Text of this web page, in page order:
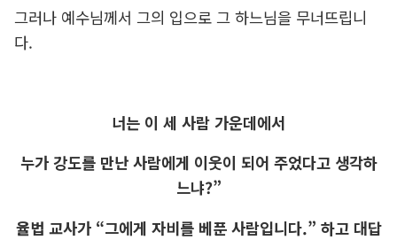
그러나 예수님께서 그의 입으로 그 하느님을 무너뜨립니
다.
너는 이 세 사람 가운데에서
누가 강도를 만난 사람에게 이웃이 되어 주었다고 생각하
느냐?”
율법 교사가 “그에게 자비를 베푼 사람입니다.” 하고 대답